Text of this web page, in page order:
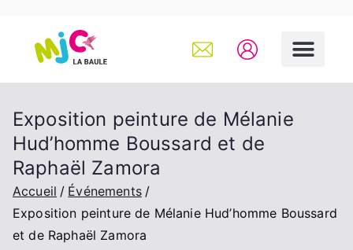
Exposition peinture de Mélanie
Hud’homme Boussard et de
Raphaël Zamora
Accueil
Événements
Exposition peinture de Mélanie Hud’homme Boussard
et de Raphaël Zamora